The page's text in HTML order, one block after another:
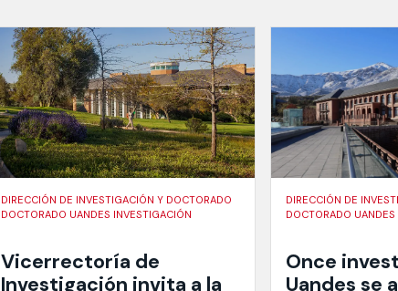
DIRECCIÓN DE INVESTIGACIÓN Y DOCTORADO
DOCTORADO UANDES INVESTIGACIÓN
Vicerrectoría de
Investigación invita a la
DIRECCIÓN DE
DOCTORADO
Once
Uandes se